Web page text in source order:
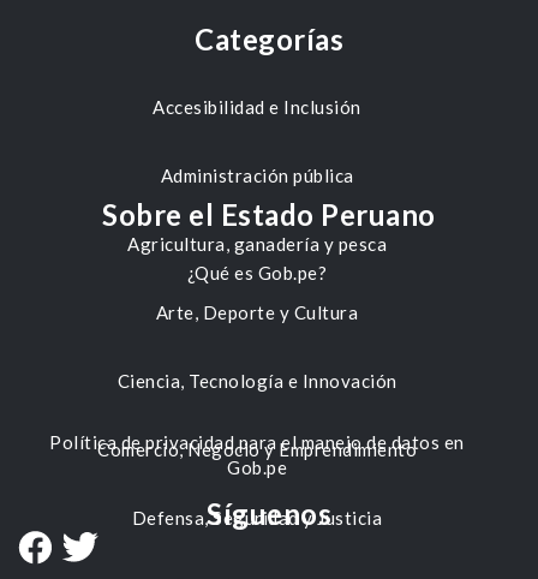
Categorías
Accesibilidad e Inclusión
Administración pública
Agricultura, ganadería y pesca
Arte, Deporte y Cultura
Ciencia, Tecnología e Innovación
Comercio, Negocio y Emprendimiento
Defensa, Seguridad y Justicia
Sobre el Estado Peruano
¿Qué es Gob.pe?
Política de privacidad para el manejo de datos en
Gob.pe
Síguenos